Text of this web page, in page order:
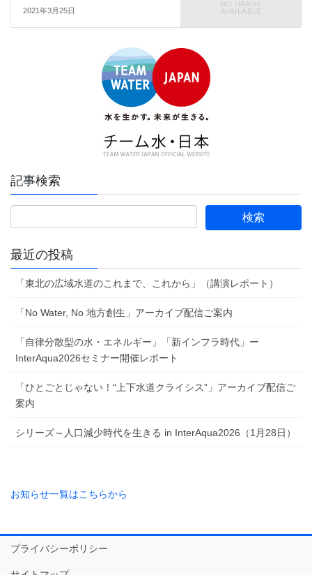
2021年3月25日
記事検索
最近の投稿
「東北の広域水道のこれまで、これから」（講演レポート）
「No Water, No 地方創生」アーカイブ配信ご案内
「自律分散型の水・エネルギー」「新インフラ時代」ー
InterAqua2026セミナー開催レポート
「ひとごとじゃない！“上下水道クライシス”」アーカイブ配信ご
案内
シリーズ～人口減少時代を生きる in InterAqua2026（1月28日）
お知らせ一覧はこちらから
プライバシーポリシー